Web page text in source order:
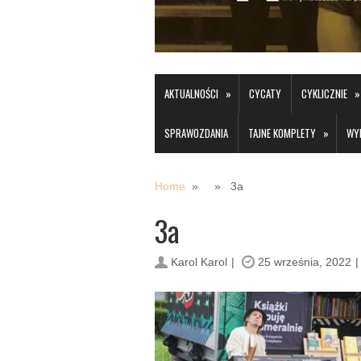
AKTUALNOŚCI » CYCATY CYKLICZNIE »
SPRAWOZDANIA TAJNE KOMPLETY »
Home » » 3a
3a
Karol Karol 25 września, 2022